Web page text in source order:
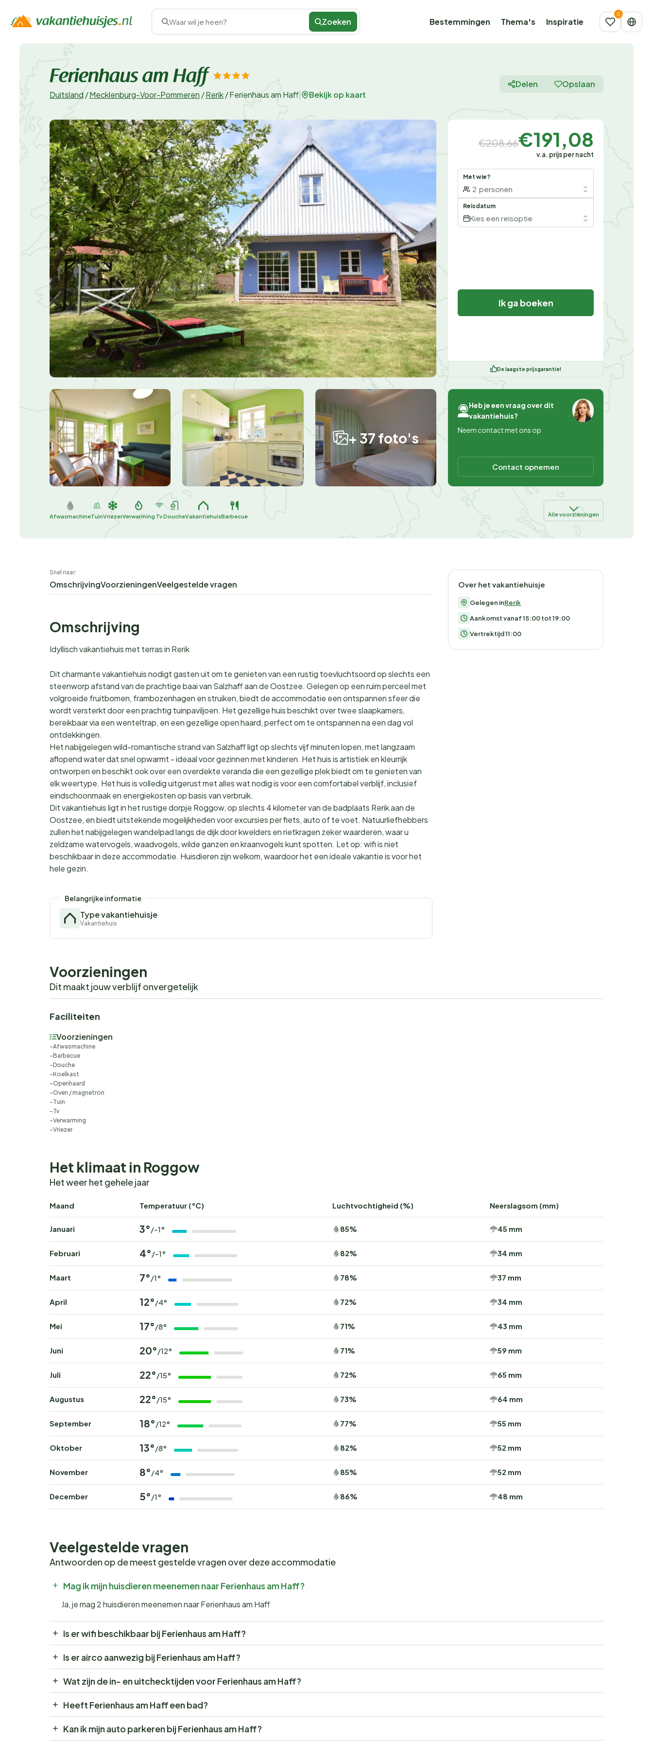
Waar wil je heen? Zoeken Bestemmingen Thema's Inspiratie
Ferienhaus am Haff
Duitsland /Mecklenburg-Voor-Pommeren /Rerik/Ferienhaus am Haff Bekijk op kaart
Delen Opslaan
+ 37 foto's
€208,66€191,08
v.a. prijs per nacht
Met wie?
2 personen
Reisdatum
Kies een reisoptie
Ik ga boeken
De laagste prijsgarantie!
Heb je een vraag over dit
vakantiehuis?
Neem contact met ons op
Contact opnemen
AfwasmachineTuinVriezerVerwarming TvDoucheVakantiehuisBarbecue Alle voorzieningen
Snel naar:
OmschrijvingVoorzieningenVeelgestelde vragen
Omschrijving
Idyllisch vakantiehuis met terras in Rerik
Dit charmante vakantiehuis nodigt gasten uit om te genieten van een rustig toevluchtsoord op slechts een
steenworp afstand van de prachtige baai van Salzhaff aan de Oostzee. Gelegen op een ruim perceel met
volgroeide fruitbomen, frambozenhagen en struiken, biedt de accommodatie een ontspannen sfeer die
wordt versterkt door een prachtig tuinpaviljoen. Het gezellige huis beschikt over twee slaapkamers,
bereikbaar via een wenteltrap, en een gezellige open haard, perfect om te ontspannen na een dag vol
ontdekkingen.
Het nabijgelegen wild-romantische strand van Salzhaff ligt op slechts vijf minuten lopen, met langzaam
aflopend water dat snel opwarmt - ideaal voor gezinnen met kinderen. Het huis is artistiek en kleurrijk
ontworpen en beschikt ook over een overdekte veranda die een gezellige plek biedt om te genieten van
elk weertype. Het huis is volledig uitgerust met alles wat nodig is voor een comfortabel verblijf, inclusief
eindschoonmaak en energiekosten op basis van verbruik.
Dit vakantiehuis ligt in het rustige dorpje Roggow, op slechts 4 kilometer van de badplaats Rerik aan de
Oostzee, en biedt uitstekende mogelijkheden voor excursies per fiets, auto of te voet. Natuurliefhebbers
zullen het nabijgelegen wandelpad langs de dijk door kwelders en rietkragen zeker waarderen, waar u
zeldzame watervogels, waadvogels, wilde ganzen en kraanvogels kunt spotten. Let op: wifi is niet
beschikbaar in deze accommodatie. Huisdieren zijn welkom, waardoor het een ideale vakantie is voor het
hele gezin.
Belangrijke informatie
Type vakantiehuisje
Vakantiehuis
Over het vakantiehuisje
Gelegen inRerik
Aankomst vanaf 15:00 tot 19:00
Vertrektijd 11:00
Voorzieningen
Dit maakt jouw verblijf onvergetelijk
Faciliteiten
Voorzieningen
Afwasmachine
Barbecue
Douche
Koelkast
Openhaard
Oven / magnetron
Tuin
Tv
Verwarming
Vriezer
Het klimaat in Roggow
Het weer het gehele jaar
Maand Temperatuur (°C) Luchtvochtigheid (%) Neerslagsom (mm)
Januari 3° /-1° 85% 45 mm
Februari 4° /-1° 82% 34 mm
Maart 7° /1° 78% 37 mm
April 12° /4° 72% 34 mm
Mei 17° /8° 71% 43 mm
Juni 20° /12° 71% 59 mm
Juli 22° /15° 72% 65 mm
Augustus 22° /15° 73% 64 mm
September 18° /12° 77% 55 mm
Oktober 13° /8° 82% 52 mm
November 8° /4° 85% 52 mm
December 5° /1° 86% 48 mm
Veelgestelde vragen
Antwoorden op de meest gestelde vragen over deze accommodatie
Mag ik mijn huisdieren meenemen naar Ferienhaus am Haff?
Ja, je mag 2 huisdieren meenemen naar Ferienhaus am Haff
Is er wifi beschikbaar bij Ferienhaus am Haff?
Is er airco aanwezig bij Ferienhaus am Haff?
Wat zijn de in- en uitchecktijden voor Ferienhaus am Haff?
Heeft Ferienhaus am Haff een bad?
Kan ik mijn auto parkeren bij Ferienhaus am Haff?